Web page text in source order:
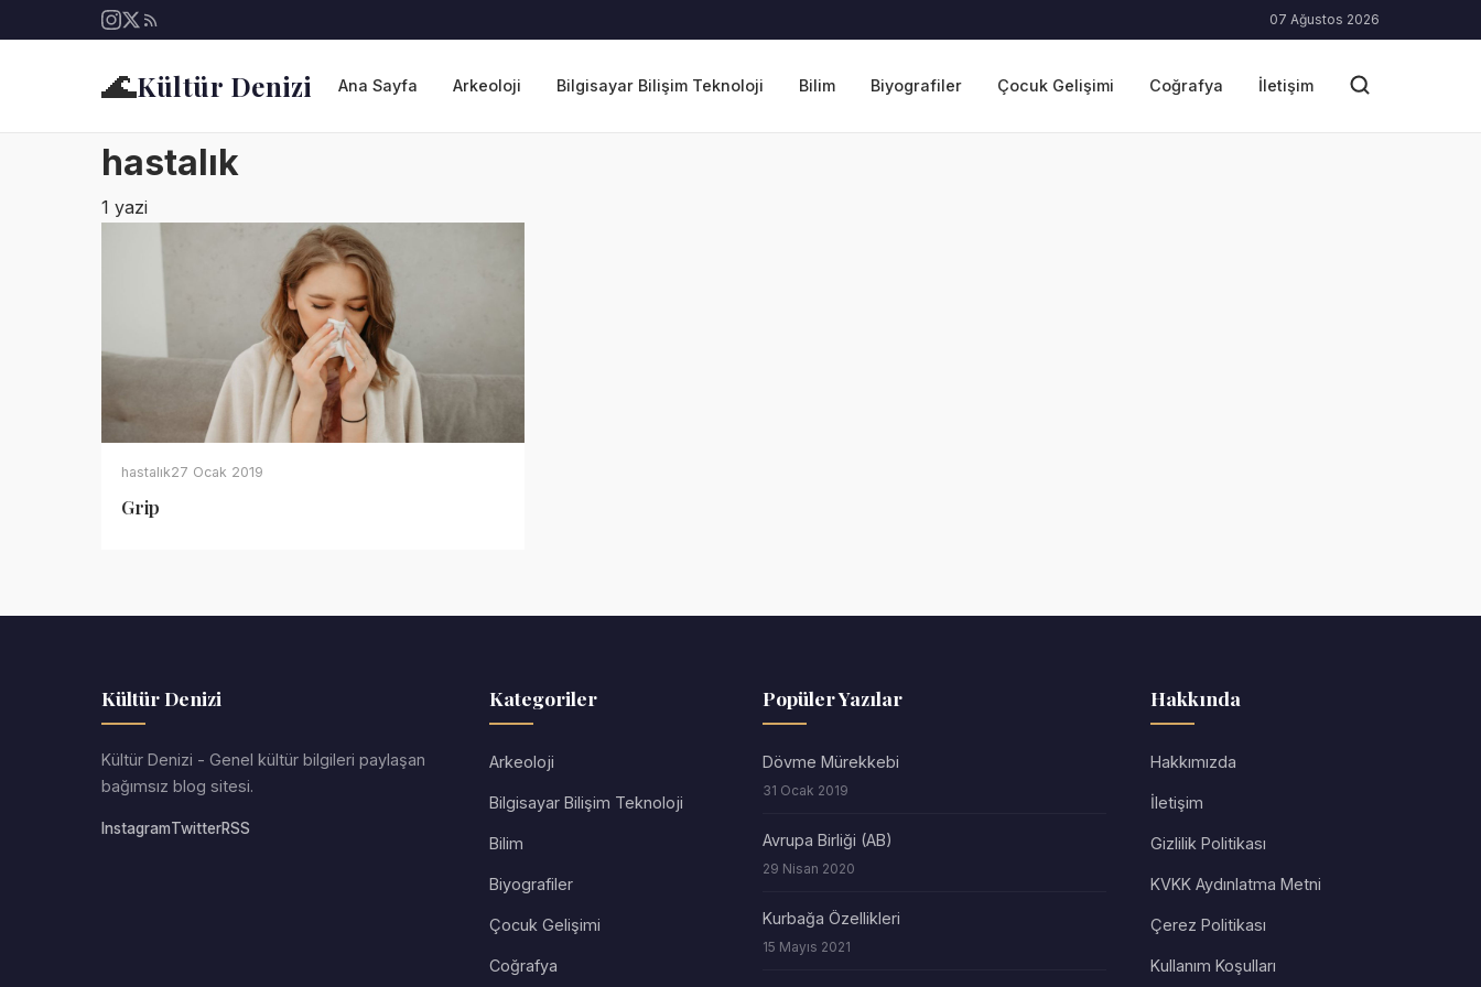
07 Ağustos 2026
🌊Kültür Denizi Ana Sayfa Arkeoloji Bilgisayar Bilişim Teknoloji Bilim Biyografiler Çocuk Gelişimi Coğrafya İletişim
hastalık
1 yazi
hastalık27 Ocak 2019
Grip
Kültür Denizi
Kültür Denizi - Genel kültür bilgileri paylaşan
bağımsız blog sitesi.
InstagramTwitterRSS
Kategoriler
Arkeoloji
Bilgisayar Bilişim Teknoloji
Bilim
Biyografiler
Çocuk Gelişimi
Coğrafya
Popüler Yazılar
Dövme Mürekkebi
31 Ocak 2019
Avrupa Birliği (AB)
29 Nisan 2020
Kurbağa Özellikleri
15 Mayıs 2021
Hakkında
Hakkımızda
İletişim
Gizlilik Politikası
KVKK Aydınlatma Metni
Çerez Politikası
Kullanım Koşulları